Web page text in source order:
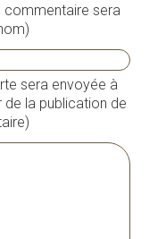
commentaire sera
sera envoyée à
la publication de